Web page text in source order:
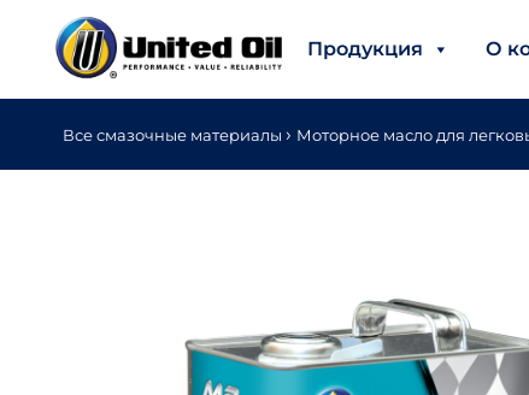
Продукция О
Все смазочные материалы › Моторное масло для